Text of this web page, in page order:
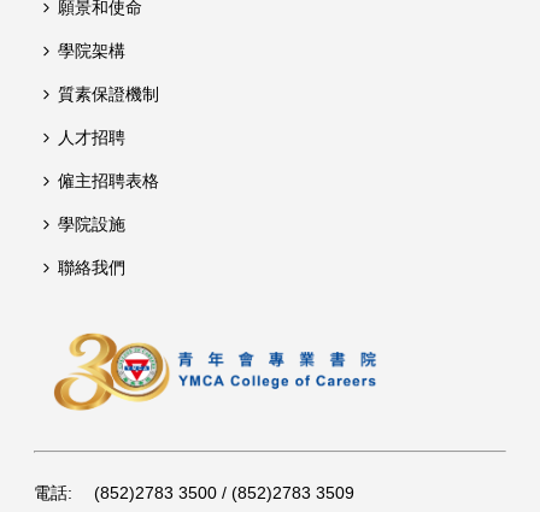
願景和使命
學院架構
質素保證機制
人才招聘
僱主招聘表格
學院設施
聯絡我們
電話:
(852)2783 3500 / (852)2783 3509